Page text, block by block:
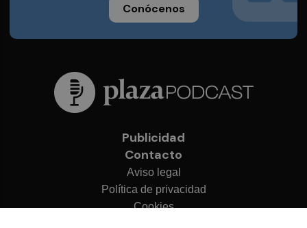
Conócenos
Publicidad
Contacto
Aviso legal
Política de privacidad
Cookies